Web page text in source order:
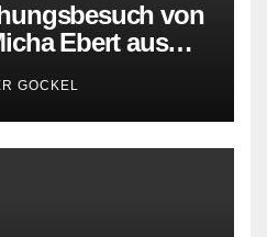
von
Ebert aus
GOCKEL